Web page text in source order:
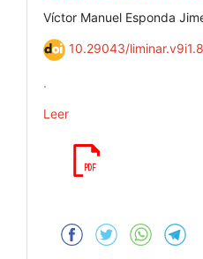
Víctor Manuel Esponda
10.29043/
.
Leer